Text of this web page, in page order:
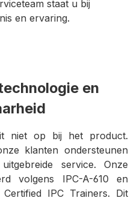
staat u bij
en ervaring.
en
niet op bij het product.
klanten ondersteunen
service. Onze
volgens IPC-A-610 en
IPC Trainers. Dit